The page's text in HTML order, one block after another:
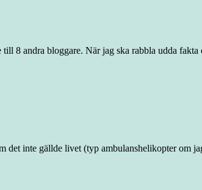
8 andra bloggare. När jag ska rabbla udda
inte gällde livet (typ ambulanshelikopter om